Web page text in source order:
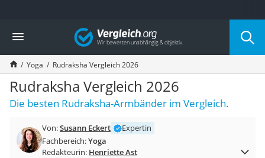
Die beliebtesten Vergleiche nach Kategorie
Freizeit & Sport
Gartentrampolin
Trampolin
Metalldetektor
Eufab-Fahrradträger
Trampolin 366 cm
Aluminium-Koffer
Futterboot
Vergleich
Yoga Rudraksha Vergleich 2026
Rudraksha Vergleich 2026
Die besten Rudraksha-Armbänder im Vergleich.
Von:Susann Eckert
Expertin
Fachbereich:Yoga
Redakteurin: Henriette Ast